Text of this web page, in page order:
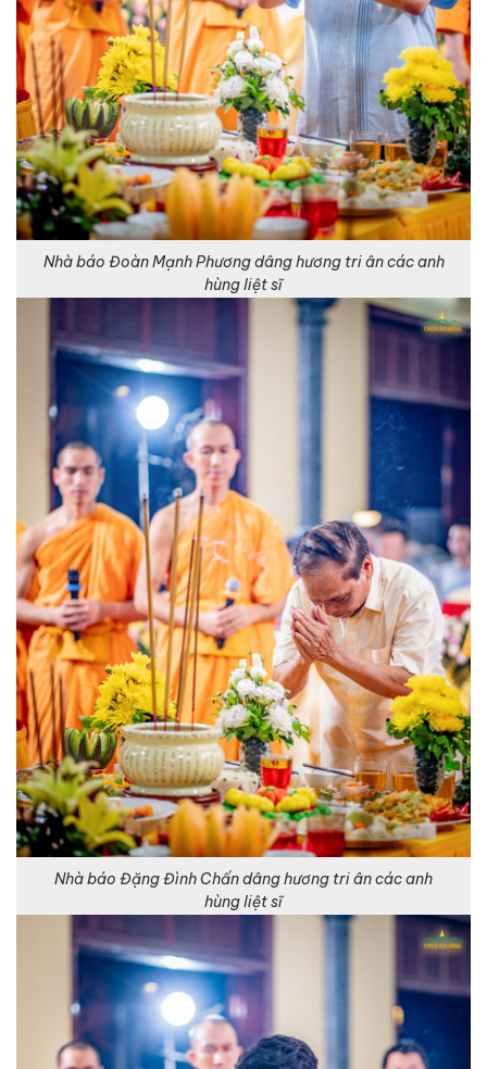
Nhà báo Đoàn Mạnh Phương dâng hương tri ân các anh
hùng liệt sĩ
Nhà báo Đặng Đình Chấn dâng hương tri ân các anh
hùng liệt sĩ